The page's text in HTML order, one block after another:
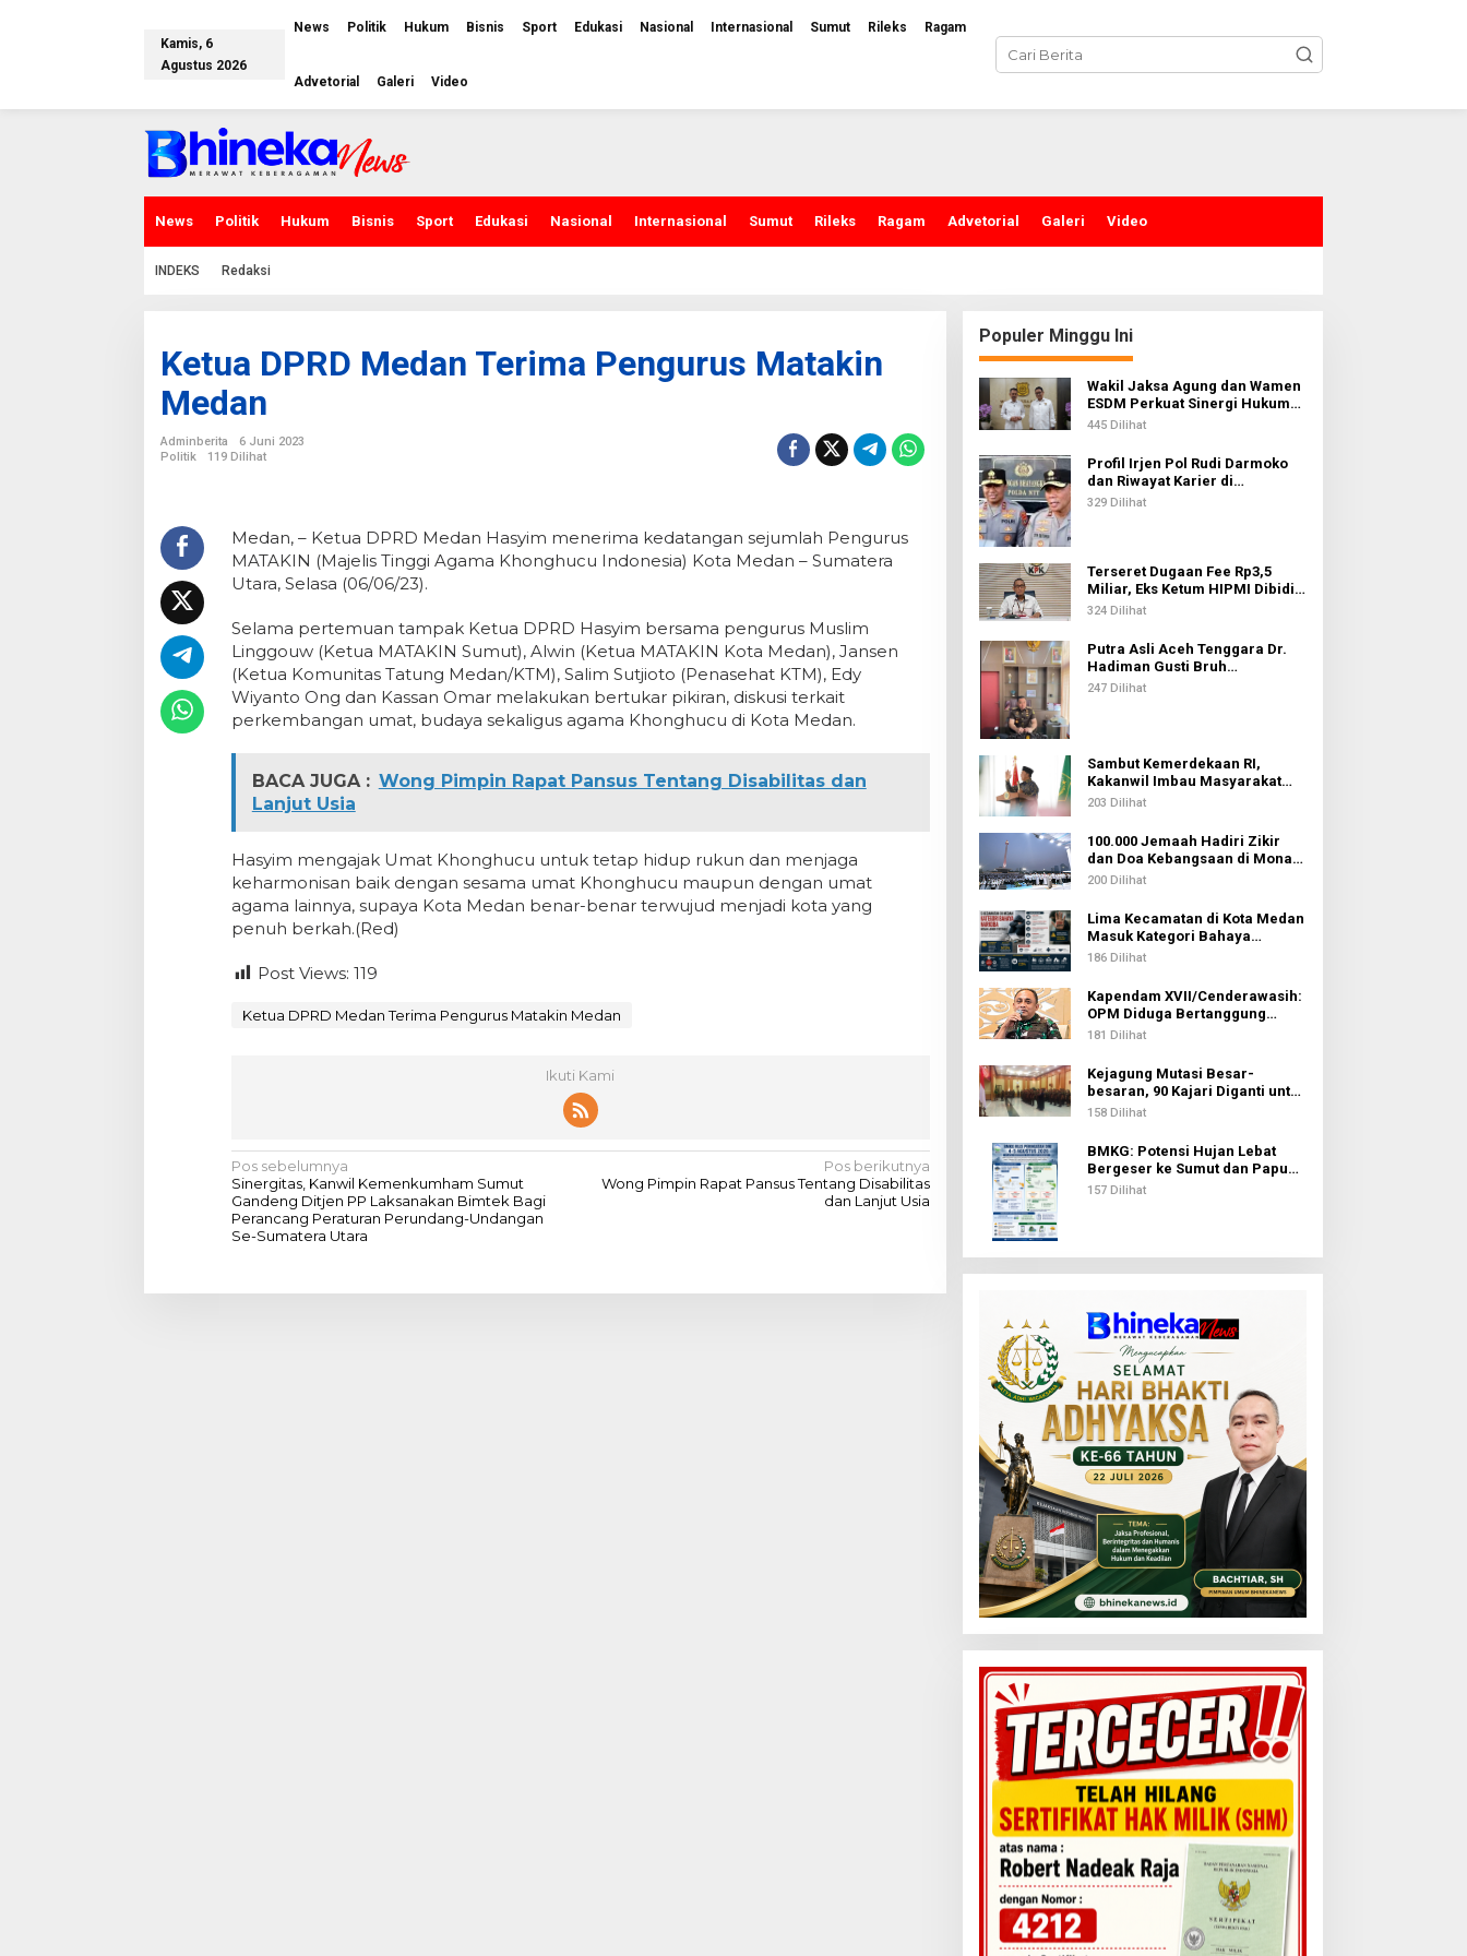
k
Kamis, 6
Agustus 2026
News Politik Hukum Bisnis Sport Edukasi Nasional Internasional Sumut Rileks Ragam
Advetorial Galeri Video
News Politik Hukum Bisnis Sport Edukasi Nasional Internasional Sumut Rileks Ragam Advetorial Galeri Video
INDEKS Redaksi
Ketua DPRD Medan Terima Pengurus Matakin
Medan
Adminberita
6 Juni 2023
Politik
119 Dilihat
Medan, – Ketua DPRD Medan Hasyim menerima kedatangan sejumlah Pengurus
MATAKIN (Majelis Tinggi Agama Khonghucu Indonesia) Kota Medan – Sumatera
Utara, Selasa (06/06/23).
Selama pertemuan tampak Ketua DPRD Hasyim bersama pengurus Muslim
Linggouw (Ketua MATAKIN Sumut), Alwin (Ketua MATAKIN Kota Medan), Jansen
(Ketua Komunitas Tatung Medan/KTM), Salim Sutjioto (Penasehat KTM), Edy
Wiyanto Ong dan Kassan Omar melakukan bertukar pikiran, diskusi terkait
perkembangan umat, budaya sekaligus agama Khonghucu di Kota Medan.
BACA JUGA : Wong Pimpin Rapat Pansus Tentang Disabilitas dan
Lanjut Usia
Hasyim mengajak Umat Khonghucu untuk tetap hidup rukun dan menjaga
keharmonisan baik dengan sesama umat Khonghucu maupun dengan umat
agama lainnya, supaya Kota Medan benar-benar terwujud menjadi kota yang
penuh berkah.(Red)
Post Views: 119
Ketua DPRD Medan Terima Pengurus Matakin Medan
Ikuti Kami
N
a
v
g
Pos sebelumnya
Sinergitas, Kanwil Kemenkumham Sumut
Gandeng Ditjen PP Laksanakan Bimtek Bagi
Perancang Peraturan Perundang-Undangan
Se-Sumatera Utara
Pos berikutnya
Wong Pimpin Rapat Pansus Tentang Disabilitas
dan Lanjut Usia
Populer Minggu Ini
Wakil Jaksa Agung dan Wamen
ESDM Perkuat Sinergi Hukum
untuk Kawal Sektor Energi
445 Dilihat
Profil Irjen Pol Rudi Darmoko
dan Riwayat Karier di
Kepolisian
329 Dilihat
Terseret Dugaan Fee Rp3,5
Miliar, Eks Ketum HIPMI Dibidik
KPK
324 Dilihat
Putra Asli Aceh Tenggara Dr.
Hadiman Gusti Bruh
Diamanahkan sebagai Kajari
247 Dilihat
Sambut Kemerdekaan RI,
Kakanwil Imbau Masyarakat
Sumatera Utara Ikuti Zikir dan
203 Dilihat
100.000 Jemaah Hadiri Zikir
dan Doa Kebangsaan di Monas,
Wujud Syukur atas
200 Dilihat
Lima Kecamatan di Kota Medan
Masuk Kategori Bahaya
Narkoba, Medan Johor
186 Dilihat
Kapendam XVII/Cenderawasih:
OPM Diduga Bertanggung
Jawab atas Penembakan Lima
181 Dilihat
Kejagung Mutasi Besar-
besaran, 90 Kajari Diganti untuk
Penyegaran Organisasi
158 Dilihat
BMKG: Potensi Hujan Lebat
Bergeser ke Sumut dan Papua
Pegunungan pada 5 Agustus
157 Dilihat